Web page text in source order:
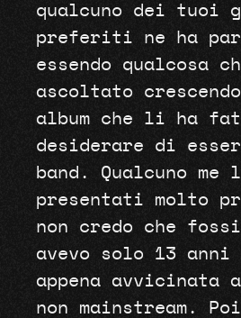
qualcuno dei tuoi
preferiti ne ha
essendo qualcosa
ascoltato
album che li ha
desiderare di
band. Qualcuno me
presentati molto
non credo che
avevo solo 13 anni
appena avvicinata
non mainstream.